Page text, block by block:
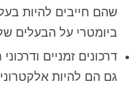
שהם חייבים להיות
ביומטרי על הבעלים
גם הם להיות אלקטרוניים,